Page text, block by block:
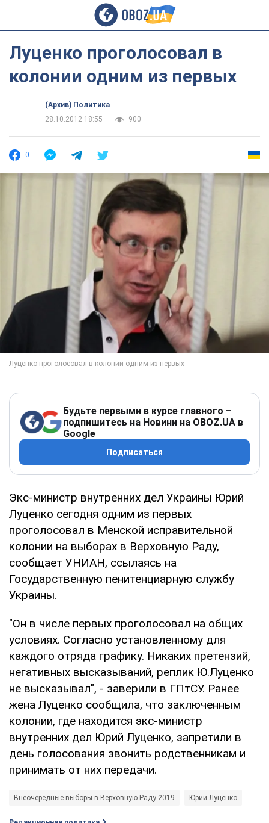
Луценко проголосовал в
колонии одним из первых
(Архив) Политика
28.10.2012 18:55
900
0
Будьте первыми в курсе главного –
подпишитесь на Новини на OBOZ.UA в
Google
Подписаться
Экс-министр внутренних дел Украины Юрий
Луценко сегодня одним из первых
проголосовал в Менской исправительной
колонии на выборах в Верховную Раду,
сообщает УНИАН, ссылаясь на
Государственную пенитенциарную службу
Украины.
"Он в числе первых проголосовал на общих
условиях. Согласно установленному для
каждого отряда графику. Никаких претензий,
негативных высказываний, реплик Ю.Луценко
не высказывал", - заверили в ГПтСУ. Ранее
жена Луценко сообщила, что заключенным
колонии, где находится экс-министр
внутренних дел Юрий Луценко, запретили в
день голосования звонить родственникам и
принимать от них передачи.
Внеочередные выборы в Верховную Раду 2019 Юрий Луценко